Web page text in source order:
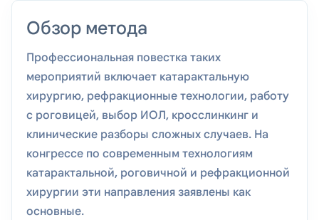
Обзор метода
Профессиональная повестка таких
мероприятий включает катарактальную
хирургию, рефракционные технологии, работу
с роговицей, выбор ИОЛ, кросслинкинг и
клинические разборы сложных случаев. На
конгрессе по современным технологиям
катарактальной, роговичной и рефракционной
хирургии эти направления заявлены как
основные.